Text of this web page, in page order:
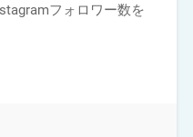
フォロワー数を